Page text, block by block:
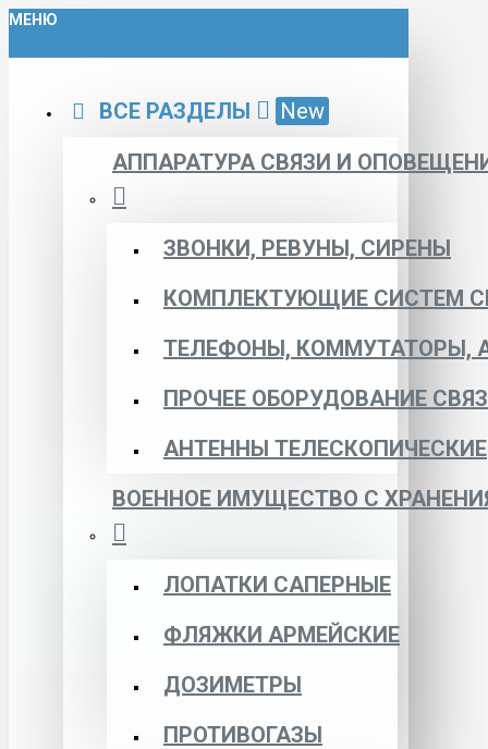
МЕНЮ
ВСЕ РАЗДЕЛЫ
New
АППАРАТУРА СВЯЗИ И
ЗВОНКИ, РЕВУНЫ, СИРЕНЫ
КОМПЛЕКТУЮЩИЕ СИСТЕМ
ТЕЛЕФОНЫ, КОММУТАТОРЫ,
ПРОЧЕЕ ОБОРУДОВАНИЕ
АНТЕННЫ ТЕЛЕСКОПИЧЕСКИЕ
ВОЕННОЕ ИМУЩЕСТВО С
ЛОПАТКИ САПЕРНЫЕ
ФЛЯЖКИ АРМЕЙСКИЕ
ДОЗИМЕТРЫ
ПРОТИВОГАЗЫ